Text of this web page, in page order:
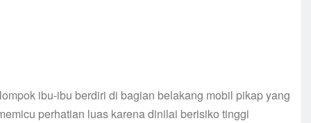
ibu-ibu berdiri di bagian belakang mobil pikap yang
perhatian luas karena dinilai berisiko tinggi